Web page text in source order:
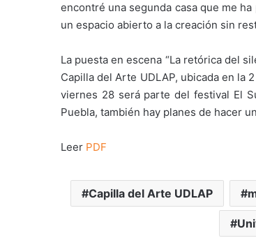
encontré una segunda casa que me
un espacio abierto a la creación sin
La puesta en escena “La retórica del
Capilla del Arte UDLAP, ubicada en la
viernes 28 será parte del festival El
Puebla, también hay planes de hacer
Leer PDF
Capilla del Arte UDLAP